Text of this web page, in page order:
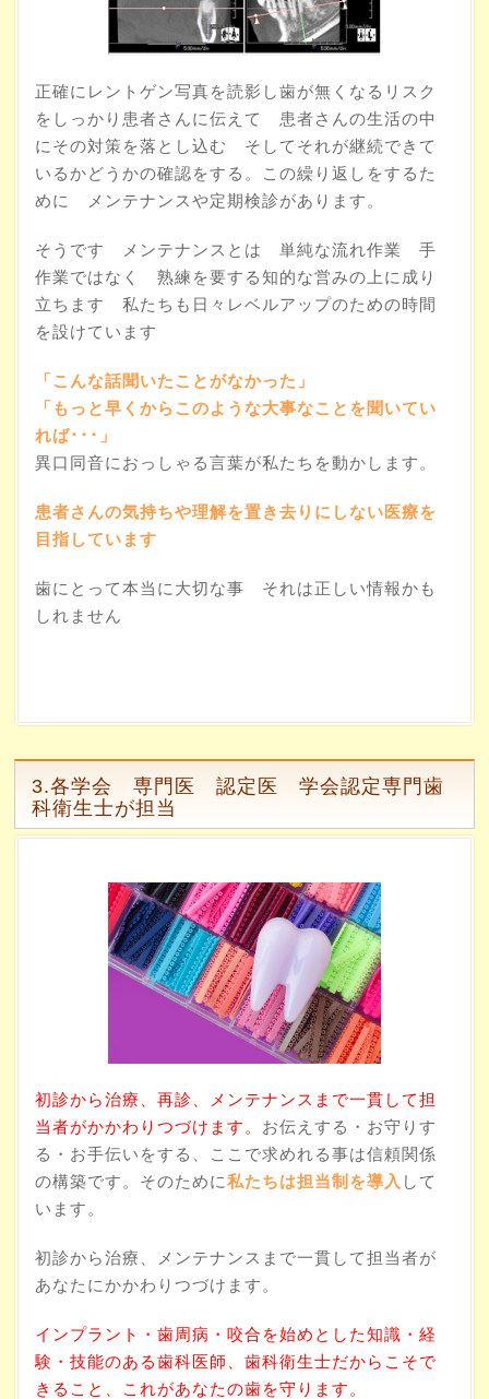
正確にレントゲン写真を読影し歯が無くなるリスク
をしっかり患者さんに伝えて 患者さんの生活の中
にその対策を落とし込む そしてそれが継続できて
いるかどうかの確認をする。この繰り返しをするた
めに メンテナンスや定期検診があります。
そうです メンテナンスとは 単純な流れ作業 手
作業ではなく 熟練を要する知的な営みの上に成り
立ちます 私たちも日々レベルアップのための時間
を設けています
「こんな話聞いたことがなかった」
「もっと早くからこのような大事なことを聞いてい
れば･･･」
異口同音におっしゃる言葉が私たちを動かします。
患者さんの気持ちや理解を置き去りにしない医療を
目指しています
歯にとって本当に大切な事 それは正しい情報かも
しれません
3.各学会 専門医 認定医 学会認定専門歯
科衛生士が担当
初診から治療、再診、メンテナンスまで一貫して担
当者がかかわりつづけます。 お伝えする・お守りす
る・お手伝いをする、ここで求めれる事は信頼関係
の構築です。そのために私たちは担当制を導入 して
います。
初診から治療、メンテナンスまで一貫して担当者が
あなたにかかわりつづけます。
インプラント・歯周病・咬合を始めとした知識・経
験・技能のある歯科医師、歯科衛生士だからこそで
きること、これがあなたの歯を守ります。